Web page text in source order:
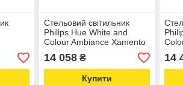
Стельовий світильник
Philips Hue White and
Colour Ambiance Xamento
Білий
14 058₴
Купити
14